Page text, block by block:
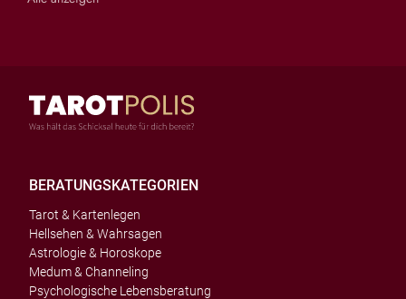
BERATUNGSKATEGORIEN
Tarot & Kartenlegen
Hellsehen & Wahrsagen
Astrologie & Horoskope
Medum & Channeling
Psychologische Lebensberatung